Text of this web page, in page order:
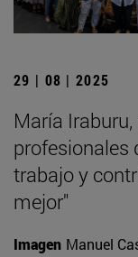
29 | 08 | 2025
María
profesionales
trabajo y
mejor"
Imagen Manuel